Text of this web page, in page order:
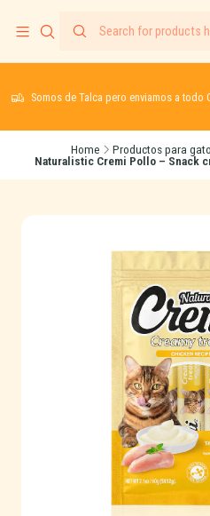
Somos de Talca pero enviamos a todo
Home Productos para
Naturalistic Cremi Pollo – Snack